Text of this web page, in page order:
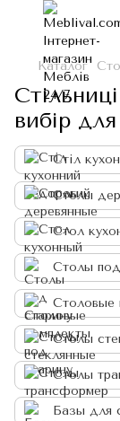
Каталог
вибір
Cтіл
Столы
Стол
Столы
Столовые
Столы
Столы
Базы для